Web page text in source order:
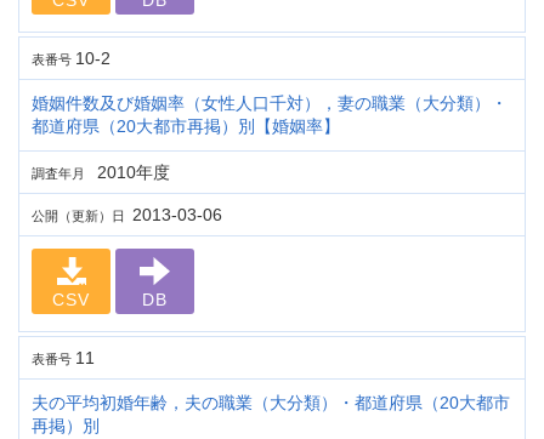
表番号 10-2
婚姻件数及び婚姻率（女性人口千対），妻の職業（大分類）・
都道府県（20大都市再掲）別【婚姻率】
調査年月 2010年度
公開（更新）日 2013-03-06
CSV DB
表番号 11
夫の平均初婚年齢，夫の職業（大分類）・都道府県（20大都市
再掲）別